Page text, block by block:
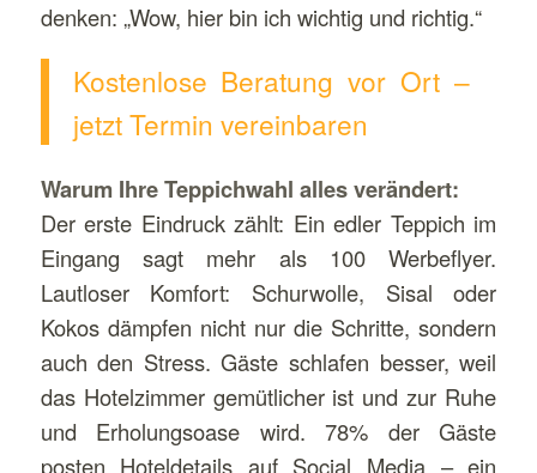
denken: „Wow, hier bin ich wichtig und richtig.“
Kostenlose Beratung vor Ort –
jetzt Termin vereinbaren
Warum Ihre Teppichwahl alles verändert:
Der erste Eindruck zählt: Ein edler Teppich im
Eingang sagt mehr als 100 Werbeflyer.
Lautloser Komfort: Schurwolle, Sisal oder
Kokos dämpfen nicht nur die Schritte, sondern
auch den Stress. Gäste schlafen besser, weil
das Hotelzimmer gemütlicher ist und zur Ruhe
und Erholungsoase wird. 78% der Gäste
posten Hoteldetails auf Social Media – ein